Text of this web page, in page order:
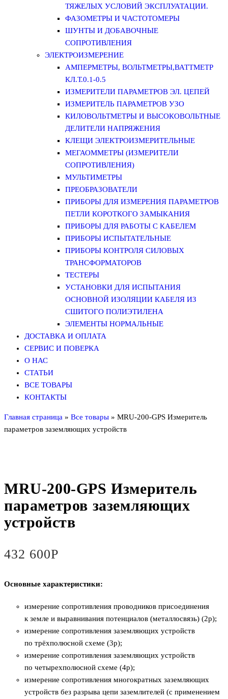
ТЯЖЕЛЫХ УСЛОВИЙ ЭКСПЛУАТАЦИИ.
ФАЗОМЕТРЫ И ЧАСТОТОМЕРЫ
ШУНТЫ И ДОБАВОЧНЫЕ
СОПРОТИВЛЕНИЯ
ЭЛЕКТРОИЗМЕРЕНИЕ
АМПЕРМЕТРЫ, ВОЛЬТМЕТРЫ,ВАТТМЕТР
КЛ.Т.0.1-0.5
ИЗМЕРИТЕЛИ ПАРАМЕТРОВ ЭЛ. ЦЕПЕЙ
ИЗМЕРИТЕЛЬ ПАРАМЕТРОВ УЗО
КИЛОВОЛЬТМЕТРЫ И ВЫСОКОВОЛЬТНЫЕ
ДЕЛИТЕЛИ НАПРЯЖЕНИЯ
КЛЕЩИ ЭЛЕКТРОИЗМЕРИТЕЛЬНЫЕ
МЕГАОММЕТРЫ (ИЗМЕРИТЕЛИ
СОПРОТИВЛЕНИЯ)
МУЛЬТИМЕТРЫ
ПРЕОБРАЗОВАТЕЛИ
ПРИБОРЫ ДЛЯ ИЗМЕРЕНИЯ ПАРАМЕТРОВ
ПЕТЛИ КОРОТКОГО ЗАМЫКАНИЯ
ПРИБОРЫ ДЛЯ РАБОТЫ С КАБЕЛЕМ
ПРИБОРЫ ИСПЫТАТЕЛЬНЫЕ
ПРИБОРЫ КОНТРОЛЯ СИЛОВЫХ
ТРАНСФОРМАТОРОВ
ТЕСТЕРЫ
УСТАНОВКИ ДЛЯ ИСПЫТАНИЯ
ОСНОВНОЙ ИЗОЛЯЦИИ КАБЕЛЯ ИЗ
СШИТОГО ПОЛИЭТИЛЕНА
ЭЛЕМЕНТЫ НОРМАЛЬНЫЕ
ДОСТАВКА И ОПЛАТА
СЕРВИС И ПОВЕРКА
О НАС
СТАТЬИ
ВСЕ ТОВАРЫ
КОНТАКТЫ
Главная страница » Все товары » MRU-200-GPS Измеритель
параметров заземляющих устройств
MRU-200-GPS Измеритель
параметров заземляющих
устройств
432 600Р
Основные характеристики:
измерение сопротивления проводников присоединения
к земле и выравнивания потенциалов (металлосвязь) (2p);
измерение сопротивления заземляющих устройств
по трёхполюсной схеме (3p);
измерение сопротивления заземляющих устройств
по четырехполюсной схеме (4p);
измерение сопротивления многократных заземляющих
устройств без разрыва цепи заземлителей (с применением